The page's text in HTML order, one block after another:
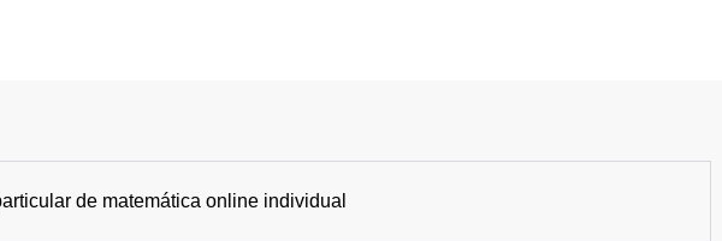
de matemática online individual